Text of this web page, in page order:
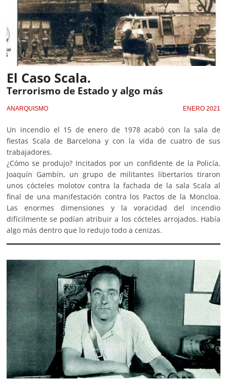
El Caso Scala.
Terrorismo de Estado y algo más
ANARQUISMO ENERO 2021
Un incendio el 15 de enero de 1978 acabó con la sala de
fiestas Scala de Barcelona y con la vida de cuatro de sus
trabajadores.
¿Cómo se produjo? Incitados por un confidente de la Policía,
Joaquín Gambín, un grupo de militantes libertarios tiraron
unos cócteles molotov contra la fachada de la sala Scala al
final de una manifestación contra los Pactos de la Moncloa.
Las enormes dimensiones y la voracidad del incendio
difícilmente se podían atribuir a los cócteles arrojados. Había
algo más dentro que lo redujo todo a cenizas.